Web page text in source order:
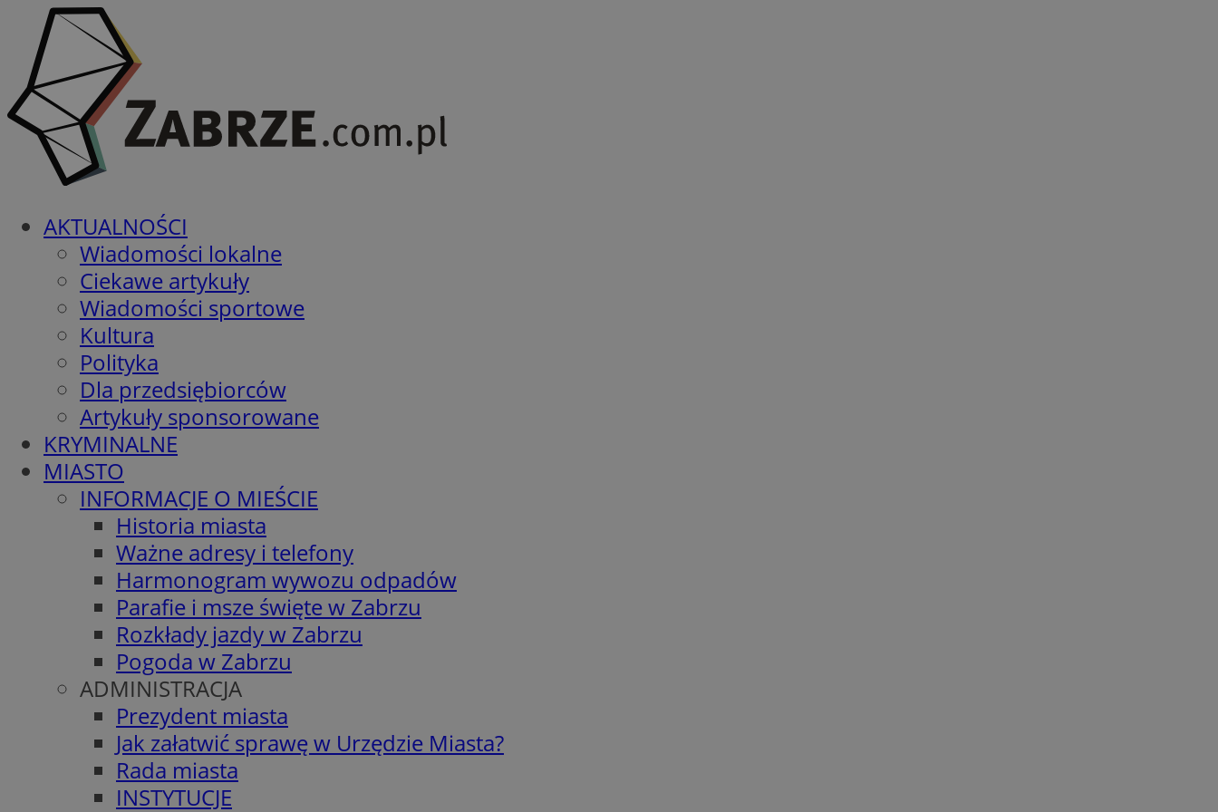
AKTUALNOŚCI
Wiadomości lokalne
Ciekawe artykuły
Wiadomości sportowe
Kultura
Polityka
Dla przedsiębiorców
Artykuły sponsorowane
KRYMINALNE
MIASTO
INFORMACJE O MIEŚCIE
Historia miasta
Ważne adresy i telefony
Harmonogram wywozu odpadów
Parafie i msze święte w Zabrzu
Rozkłady jazdy w Zabrzu
Pogoda w Zabrzu
ADMINISTRACJA
Prezydent miasta
Jak załatwić sprawę w Urzędzie Miasta?
Rada miasta
INSTYTUCJE